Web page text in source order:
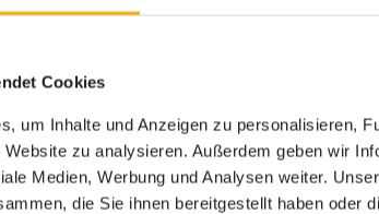
Cookies
um Inhalte und Anzeigen zu personalisieren,
zu analysieren. Außerdem geben wir
Medien, Werbung und Analysen weiter.
die Sie ihnen bereitgestellt haben oder